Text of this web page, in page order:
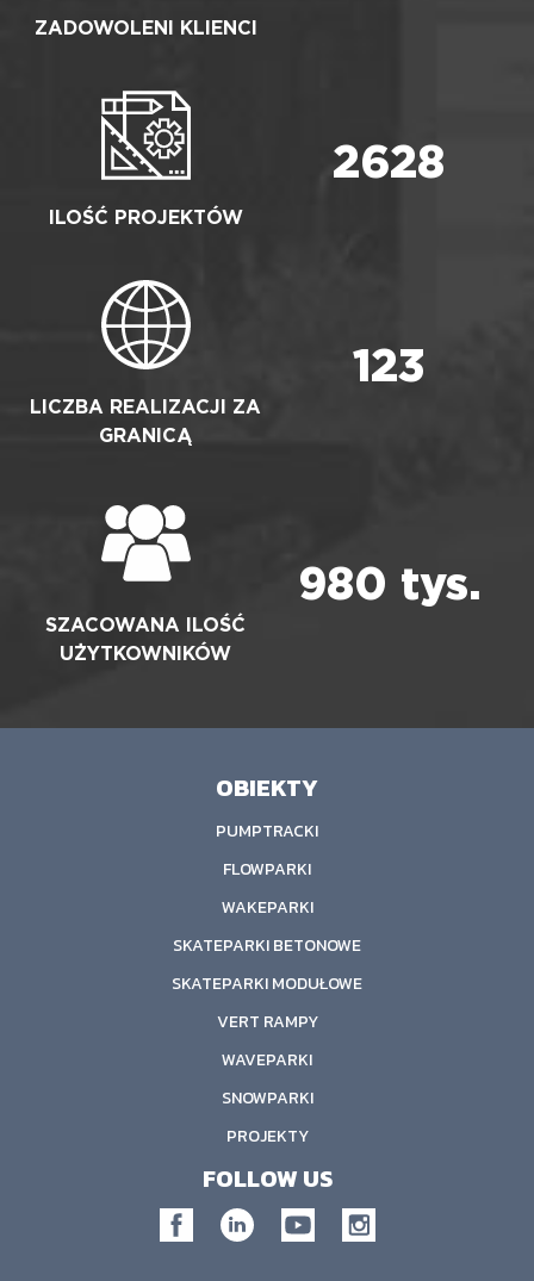
ZADOWOLENI KLIENCI
ILOŚĆ PROJEKTÓW
2628
LICZBA REALIZACJI ZA
GRANICĄ
123
SZACOWANA ILOŚĆ
UŻYTKOWNIKÓW
980 tys.
OBIEKTY
PUMPTRACKI
FLOWPARKI
WAKEPARKI
SKATEPARKI BETONOWE
SKATEPARKI MODUŁOWE
VERT RAMPY
WAVEPARKI
SNOWPARKI
PROJEKTY
FOLLOW US